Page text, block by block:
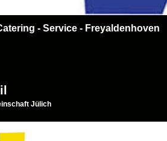
- Service - Freyaldenhoven
Jülich